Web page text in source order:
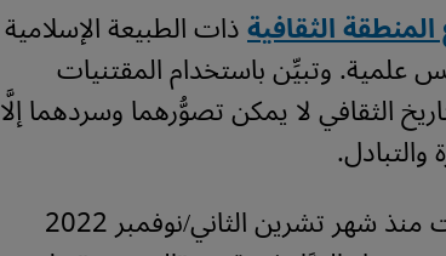
الثقافيةذات الطبيعة الإسلامية
وتبيِّن باستخدام المقتنيات
الثقافي لا يمكن تصوُّرهما وسردهما إلَّا
وهذه المنصة موجودة على الإنترنت منذ شهر تشرين الثاني/نوفمبر 2022